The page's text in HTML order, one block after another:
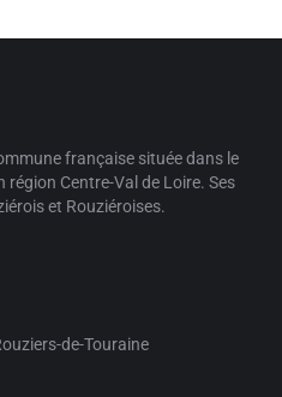
française située dans le
région Centre-Val de Loire. Ses
et Rouziéroises.
de-Touraine